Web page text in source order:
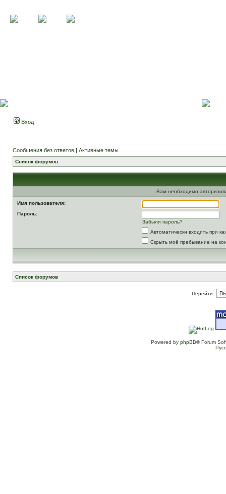
Вход
Сообщения без ответов | Активные темы
Список форумов
Вам необходимо
Имя пользователя:
Пароль:
Забыли пароль?
Автоматически входить при
Скрыть моё пребывание на
Список форумов
Перейти:
Powered by phpBB® Forum